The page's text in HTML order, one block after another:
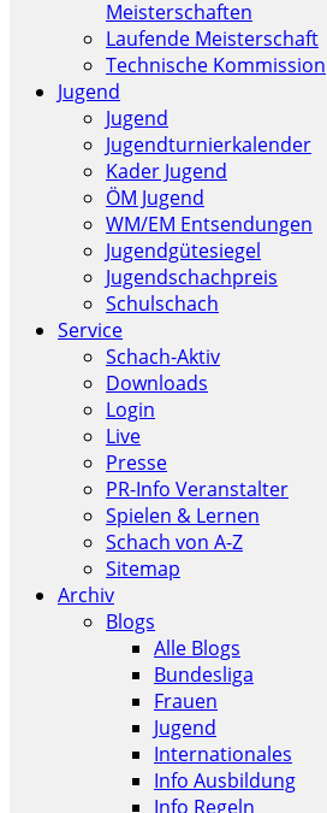
Meisterschaften
Laufende Meisterschaft
Technische Kommission
Jugend
Jugend
Jugendturnierkalender
Kader Jugend
ÖM Jugend
WM/EM Entsendungen
Jugendgütesiegel
Jugendschachpreis
Schulschach
Service
Schach-Aktiv
Downloads
Login
Live
Presse
PR-Info Veranstalter
Spielen & Lernen
Schach von A-Z
Sitemap
Archiv
Blogs
Alle Blogs
Bundesliga
Frauen
Jugend
Internationales
Info Ausbildung
Info Regeln